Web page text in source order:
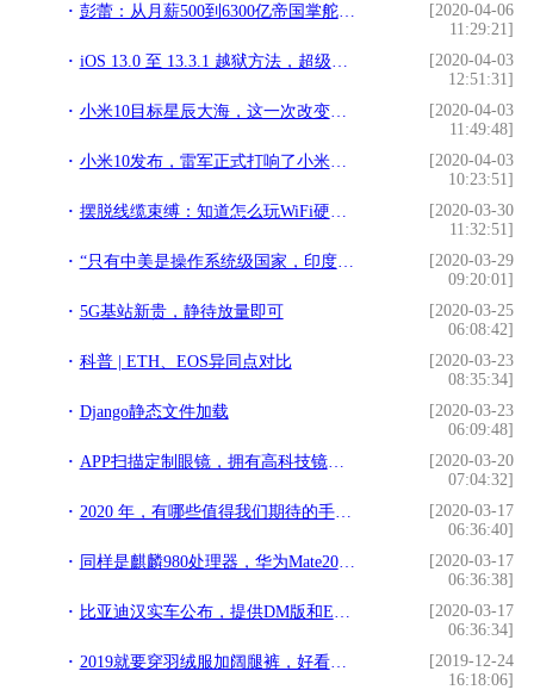
彭蕾：从月薪500到6300亿帝国掌舵人，她的职场信条值得学习
[2020-04-06
11:29:21]
iOS 13.0 至 13.3.1 越狱方法，超级无敌简单
[2020-04-03
12:51:31]
小米10目标星辰大海，这一次改变策略，雷军新战略能否取得成效？
[2020-04-03
11:49:48]
小米10发布，雷军正式打响了小米冲击高端手机的第一枪
[2020-04-03
10:23:51]
摆脱线缆束缚：知道怎么玩WiFi硬盘吗？
[2020-03-30
11:32:51]
“只有中美是操作系统级国家，印度顶多是APP”，这说法你服不？
[2020-03-29
09:20:01]
5G基站新贵，静待放量即可
[2020-03-25
06:08:42]
科普 | ETH、EOS异同点对比
[2020-03-23
08:35:34]
Django静态文件加载
[2020-03-23
06:09:48]
APP扫描定制眼镜，拥有高科技镜片和精准框架，配镜不再一刀切
[2020-03-20
07:04:32]
2020 年，有哪些值得我们期待的手机？
[2020-03-17
06:36:40]
同样是麒麟980处理器，华为Mate20为什么还是干不过荣耀20？
[2020-03-17
06:36:38]
比亚迪汉实车公布，提供DM版和EV版车型可选，特斯拉“危险了”？
[2020-03-17
06:36:34]
2019就要穿羽绒服加阔腿裤，好看到犯规，时尚保暖还显瘦
[2019-12-24
16:18:06]